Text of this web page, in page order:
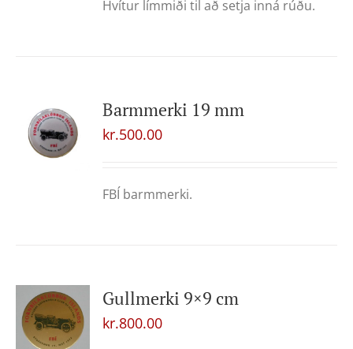
Hvítur límmiði til að setja inná rúðu.
Barmmerki 19 mm
kr.500.00
FBÍ barmmerki.
Gullmerki 9×9 cm
kr.800.00